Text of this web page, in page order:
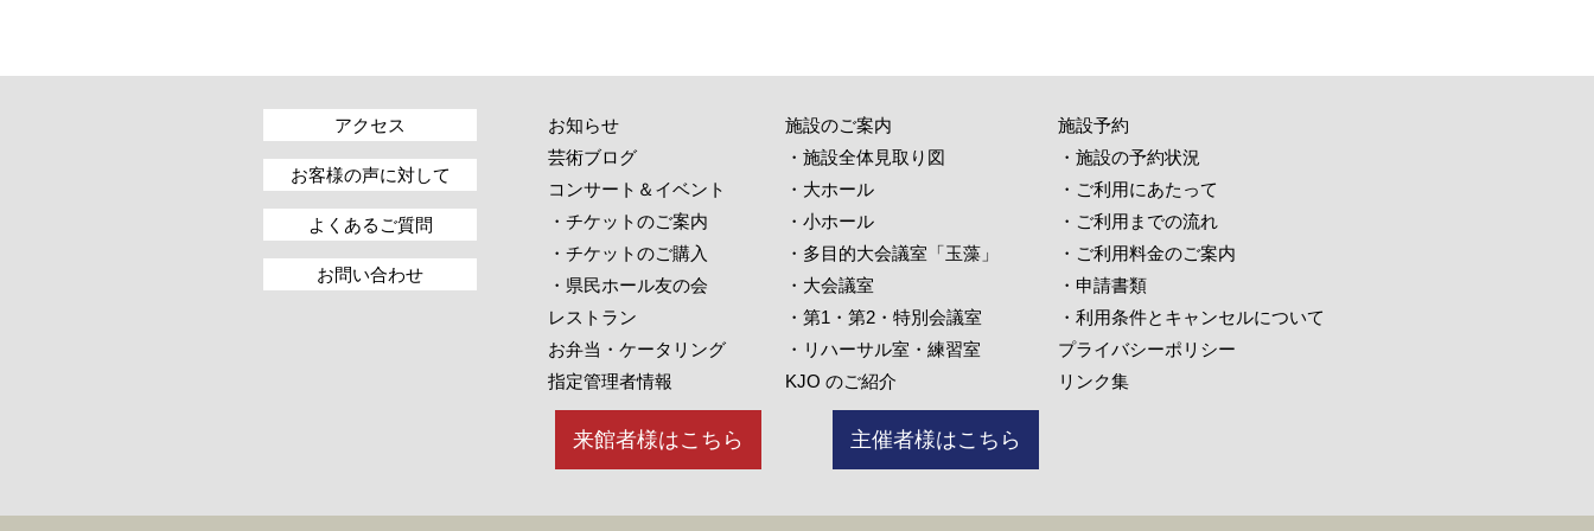
アクセス
お客様の声に対して
よくあるご質問
お問い合わせ
お知らせ
芸術ブログ
コンサート＆イベント
・チケットのご案内
・チケットのご購入
・県民ホール友の会
レストラン
お弁当・ケータリング
指定管理者情報
施設のご案内
・施設全体見取り図
・大ホール
・小ホール
・多目的大会議室「玉藻」
・大会議室
・第1・第2・特別会議室
・リハーサル室・練習室
KJO のご紹介
施設予約
・施設の予約状況
・ご利用にあたって
・ご利用までの流れ
・ご利用料金のご案内
・申請書類
・利用条件とキャンセルについて
プライバシーポリシー
リンク集
来館者様はこちら 主催者様はこちら